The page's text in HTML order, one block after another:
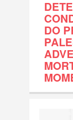
FATOS
legais
História e
DO